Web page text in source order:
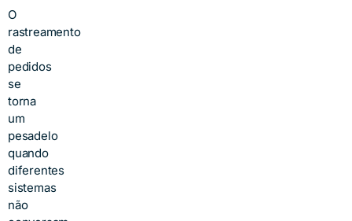
O
rastreamento
de
pedidos
se
torna
um
pesadelo
quando
diferentes
sistemas
não